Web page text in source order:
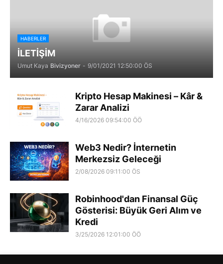
HABERLER
İLETİŞİM
Umut Kaya Bivizyoner - 9/01/2021 12:50:00 ÖS
Kripto Hesap Makinesi – Kâr &
Zarar Analizi
4/16/2026 09:54:00 ÖÖ
Web3 Nedir? İnternetin
Merkezsiz Geleceği
2/08/2026 09:11:00 ÖS
Robinhood'dan Finansal Güç
Gösterisi: Büyük Geri Alım ve
Kredi
3/25/2026 12:01:00 ÖÖ